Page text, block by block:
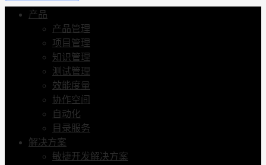
产品
产品管理
项目管理
知识管理
测试管理
效能度量
协作空间
自动化
目录服务
解决方案
敏捷开发解决方案